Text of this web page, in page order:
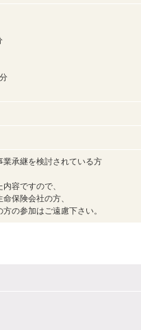
承継を検討されている方
容ですので、
保険会社の方、
の参加はご遠慮下さい。